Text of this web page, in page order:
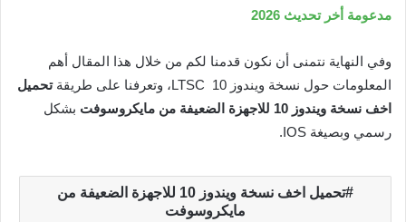
مدعومة أخر تحديث 2026
وفي النهاية نتمنى أن نكون قدمنا لكم من خلال هذا المقال أهم
المعلومات حول نسخة ويندوز 10 LTSC، وتعرفنا على طريقة
تحميل
اخف نسخة ويندوز 10 للاجهزة الضعيفة من مايكروسوفت
بشكل
رسمي وبصيغة IOS.
تحميل اخف نسخة ويندوز 10 للاجهزة الضعيفة من
مايكروسوفت